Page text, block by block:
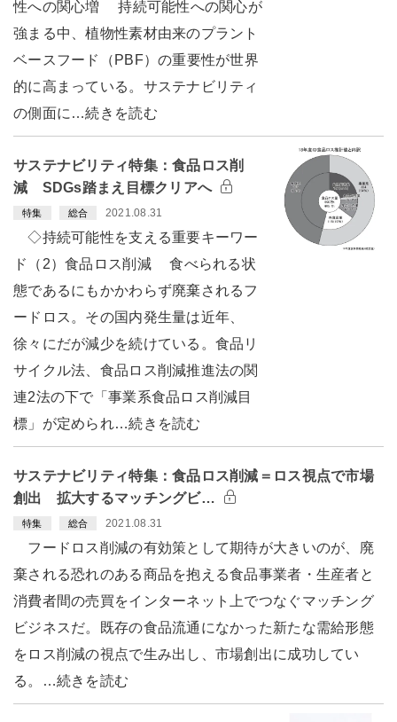
性への関心増 持続可能性への関心が
強まる中、植物性素材由来のプラント
ベースフード（PBF）の重要性が世界
的に高まっている。サステナビリティ
の側面に…続きを読む
サステナビリティ特集：食品ロス削
減 SDGs踏まえ目標クリアへ
特集 総合 2021.08.31
◇持続可能性を支える重要キーワー
ド（2）食品ロス削減 食べられる状
態であるにもかかわらず廃棄されるフ
ードロス。その国内発生量は近年、
徐々にだが減少を続けている。食品リ
サイクル法、食品ロス削減推進法の関
連2法の下で「事業系食品ロス削減目
標」が定められ…続きを読む
サステナビリティ特集：食品ロス削減＝ロス視点で市場
創出 拡大するマッチングビ…
特集 総合 2021.08.31
フードロス削減の有効策として期待が大きいのが、廃
棄される恐れのある商品を抱える食品事業者・生産者と
消費者間の売買をインターネット上でつなぐマッチング
ビジネスだ。既存の食品流通になかった新たな需給形態
をロス削減の視点で生み出し、市場創出に成功してい
る。…続きを読む